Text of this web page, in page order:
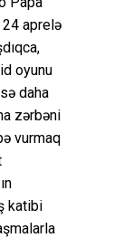
aprelə
oyunu
daha
zərbəni
vurmaq
katibi